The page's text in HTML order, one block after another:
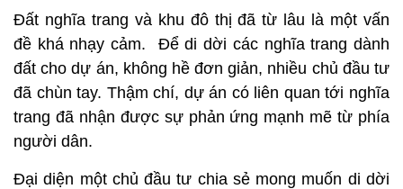
Đất nghĩa trang và khu đô thị đã từ lâu là một vấn
đề khá nhạy cảm. Để di dời các nghĩa trang dành
đất cho dự án, không hề đơn giản, nhiều chủ đầu tư
đã chùn tay. Thậm chí, dự án có liên quan tới nghĩa
trang đã nhận được sự phản ứng mạnh mẽ từ phía
người dân.
Đại diện một chủ đầu tư chia sẻ mong muốn di dời